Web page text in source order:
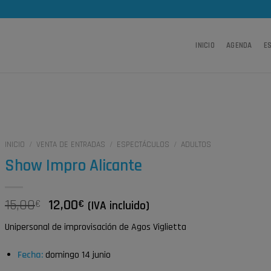
INICIO AGENDA
INICIO / VENTA DE ENTRADAS / ESPECTÁCULOS / ADULTOS
Show Impro Alicante
15,00€
El
precio
original
era:
15,00€.
12,00€ El
precio
actual
es:
12,00€.
(IVA incluido)
Unipersonal de improvisación de Agos Viglietta
Fecha:domingo 14 junio